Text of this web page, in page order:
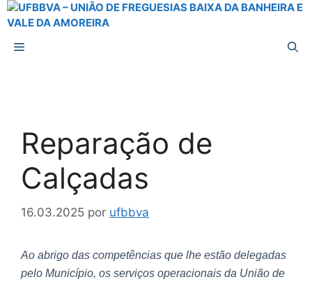
Reparação de
Calçadas
16.03.2025 por ufbbva
Ao abrigo das competências que lhe estão delegadas
pelo Município, os serviços operacionais da União de